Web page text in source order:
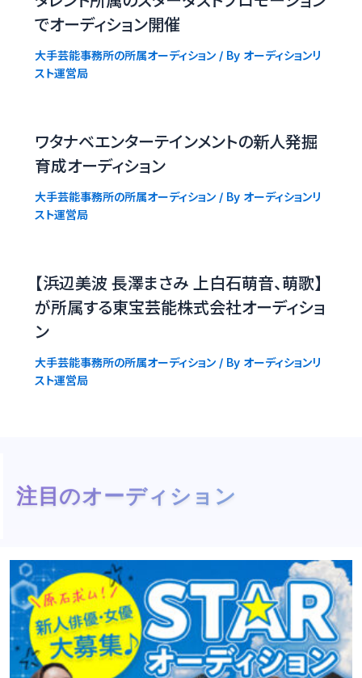
でオーディション開催
大手芸能事務所の所属オーディション/ By オーディションリ
スト運営局
ワタナベエンターテインメントの新人発掘
育成オーディション
大手芸能事務所の所属オーディション/ By オーディションリ
スト運営局
【浜辺美波 長澤まさみ 上白石萌音、萌歌】
が所属する東宝芸能株式会社オーディショ
ン
大手芸能事務所の所属オーディション/ By オーディションリ
スト運営局
注目のオーディション